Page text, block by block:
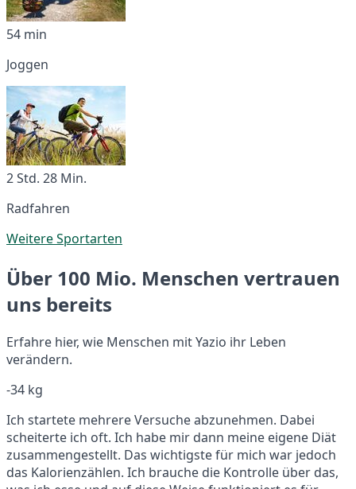
54 min
Joggen
2 Std. 28 Min.
Radfahren
Weitere Sportarten
Über 100 Mio. Menschen vertrauen
uns bereits
Erfahre hier, wie Menschen mit Yazio ihr Leben
verändern.
-34 kg
Ich startete mehrere Versuche abzunehmen. Dabei
scheiterte ich oft. Ich habe mir dann meine eigene Diät
zusammengestellt. Das wichtigste für mich war jedoch
das Kalorienzählen. Ich brauche die Kontrolle über das,